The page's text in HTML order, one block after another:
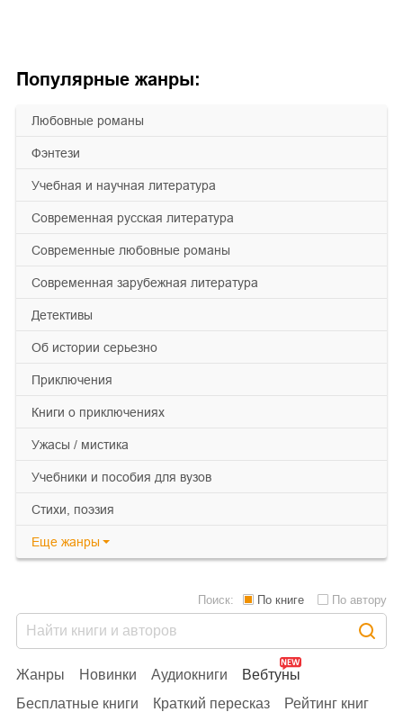
Популярные жанры:
любовные романы
фэнтези
учебная и научная литература
современная русская литература
современные любовные романы
современная зарубежная литература
детективы
об истории серьезно
приключения
книги о приключениях
ужасы / мистика
учебники и пособия для вузов
cтихи, поэзия
Еще жанры
Жанры Новинки Аудиокниги
Вебтуны
Бесплатные книги
Краткий пересказ Рейтинг книг
Поиск: По книге По автору